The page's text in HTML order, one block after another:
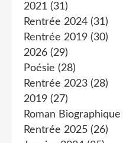
2021 (31)
Rentrée 2024 (31)
Rentrée 2019 (30)
2026 (29)
Poésie (28)
Rentrée 2023 (28)
2019 (27)
Roman Biographique
Rentrée 2025 (26)